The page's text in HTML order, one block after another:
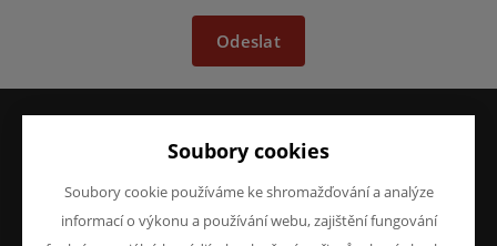
Odeslat
Obchodní podmínky
Reklamace
O FIRMĚ
O nás
Kontakty
Soubory cookies
Soubory cookie používáme ke shromažďování a analýze
informací o výkonu a používání webu, zajištění fungování